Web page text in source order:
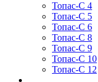
Топас-С 4
Топас-С 5
Топас-С 6
Топас-С 8
Топас-С 9
Топас-С 10
Топас-С 12